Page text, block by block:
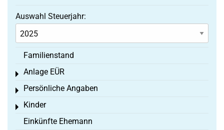
Auswahl Steuerjahr:
Familienstand
Anlage EÜR
Toggle menu
Persönliche Angaben
Toggle menu
Kinder
Toggle menu
Einkünfte Ehemann